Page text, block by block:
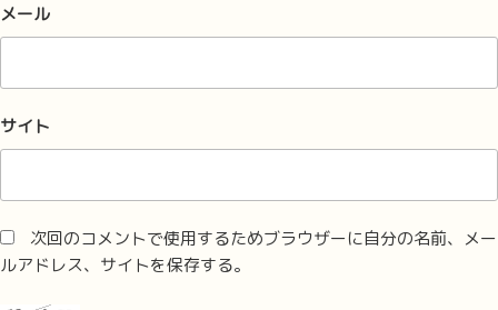
メール
サイト
次回のコメントで使用するためブラウザーに自分の名前、メー
ルアドレス、サイトを保存する。